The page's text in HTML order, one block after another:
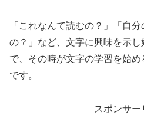
「これなんて読むの？」「自
の？」など、文字に興味を示
で、その時が文字の学習を始
です。
スポンサー